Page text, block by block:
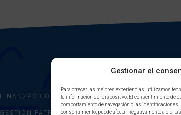
Gestionar el
Para ofrecer las mejores experiencias, utilizamos
la información del dispositivo. El consentimiento de
comportamiento de navegación o las identificaciones
consentimiento, puede afectar negativamente a
FINANZAS CORPORATIVAS
GESTIÓN PATRIMONIAL